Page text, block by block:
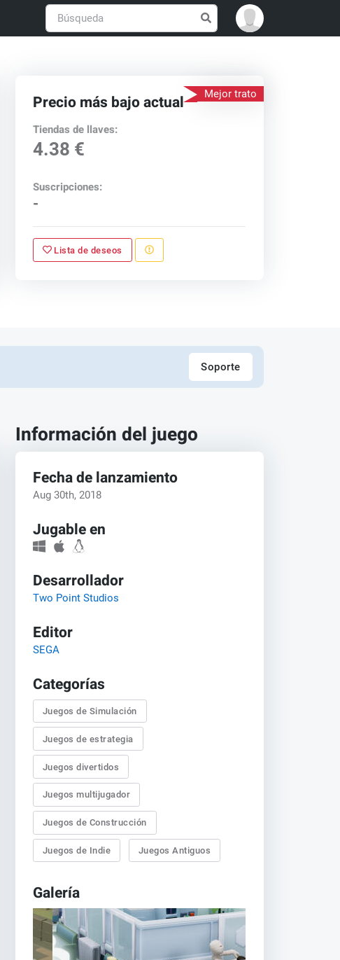
Mejor trato
Precio más bajo actual
Tiendas de llaves:
4.38 €
Suscripciones:
-
Lista de deseos
Soporte
Información del juego
Fecha de lanzamiento
Aug 30th, 2018
Jugable en
Desarrollador
Two Point Studios
Editor
SEGA
Categorías
Juegos de Simulación
Juegos de estrategia
Juegos divertidos
Juegos multijugador
Juegos de Construcción
Juegos de Indie Juegos Antiguos
Galería